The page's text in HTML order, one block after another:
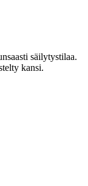
säilytystilaa.
kansi.